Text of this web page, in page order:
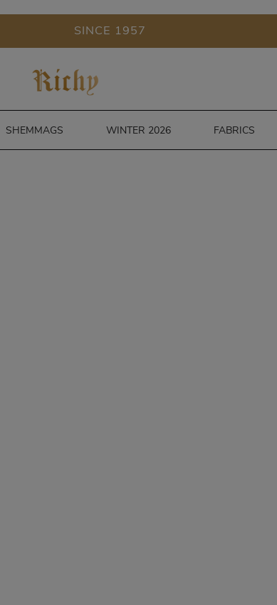
SINCE 1957
FABRICS
WINTER 2026
SHEMMAGS